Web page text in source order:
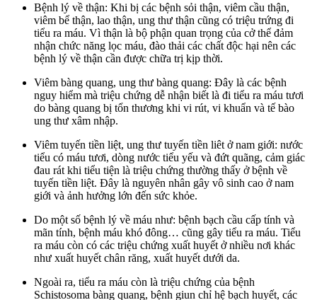
Bệnh lý về thận: Khi bị các bệnh sỏi thận, viêm cầu thận,
viêm bể thận, lao thận, ung thư thận cũng có triệu trứng đi
tiểu ra máu. Vì thận là bộ phận quan trọng của cở thể đảm
nhận chức năng lọc máu, đào thải các chất độc hại nên các
bệnh lý về thận cần được chữa trị kịp thời.
Viêm bàng quang, ung thư bàng quang: Đây là các bệnh
nguy hiểm mà triệu chứng dễ nhận biết là đi tiểu ra máu tươi
do bàng quang bị tổn thương khi vi rút, vi khuẩn và tế bào
ung thư xâm nhập.
Viêm tuyến tiền liệt, ung thư tuyến tiền liêt ở nam giới: nước
tiểu có máu tươi, dòng nước tiểu yếu và đứt quãng, cảm giác
đau rát khi tiểu tiện là triệu chứng thường thấy ở bệnh về
tuyến tiền liệt. Đây là nguyên nhân gây vô sinh cao ở nam
giới và ảnh hưởng lớn đến sức khỏe.
Do một số bệnh lý về máu như: bệnh bạch cầu cấp tính và
mãn tính, bệnh máu khó đông… cũng gây tiểu ra máu. Tiểu
ra máu còn có các triệu chứng xuất huyết ở nhiều nơi khác
như xuất huyết chân răng, xuất huyết dưới da.
Ngoài ra, tiểu ra máu còn là triệu chứng của bệnh
Schistosoma bàng quang, bệnh giun chỉ hệ bạch huyết, các